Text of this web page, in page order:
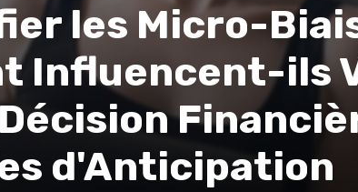
les Micro-
Influencent-ils
d'Anticipation